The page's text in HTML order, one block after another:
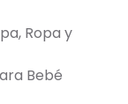
, Ropa y
Bebé